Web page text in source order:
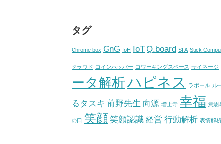
タグ
Chrome box GnG IoH IoT Q.board SFA Stick
クラウド コインホッパー コワーキングスペース サイネージ
ータ解析ハピネス ラポール ル
るタスキ 前野先生 向源 増上寺 幸福 意思
の口 笑顔 笑顔認識 経営 行動解析 表情解析